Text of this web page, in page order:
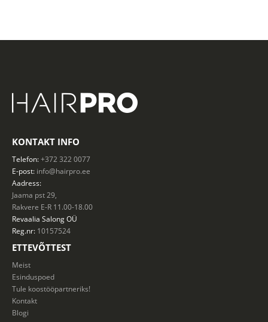
KONTAKT INFO
Telefon:+372 322 0077
E-post: info@hairpro.ee
Aadress:
Jaama pst 29,
Rakvere E-R 11.00-18.00
Revaalia SalongOÜ
Reg.nr: 10157524
ETTEVÕTTEST
Meist
Esinduspoed
Tule koostööpartneriks!
Kontakt
Blogi